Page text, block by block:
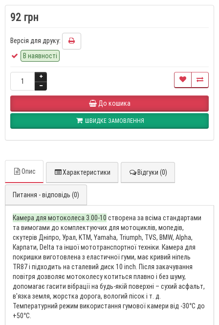
92 грн
Версія для друку:
В наявності
До кошика
ШВИДКЕ ЗАМОВЛЕННЯ
Опис Характеристики Відгуки (0)
Питання - відповідь (0)
Камера для мотоколеса 3.00-10 створена за всіма стандартами
та вимогами до комплектуючих для мотоциклів, мопедів,
скутерів Дніпро, Урал, KTM, Yamaha, Triumph, TVS, BMW, Alpha,
Карпати, Delta та іншої мототранспортної техніки. Камера для
покришки виготовлена з еластичної гуми, має кривий ніпель
TR87 і підходить на сталевий диск 10 inch. Після закачування
повітря дозволяє мотоколесу котиться плавно і без шуму,
допомагає гасити вібрації на будь-якій поверхні – сухий асфальт,
в'язка земля, жорстка дорога, вологий пісок і т. д.
Температурний режим використання гумової камери від -30°С до
+50°С.